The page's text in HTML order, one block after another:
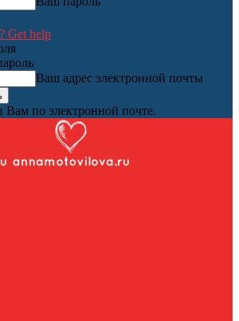
Get help
Ваш адрес электронной почты
Вам по электронной почте.